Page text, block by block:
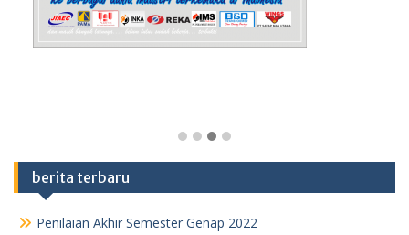
berita terbaru
Penilaian Akhir Semester Genap 2022